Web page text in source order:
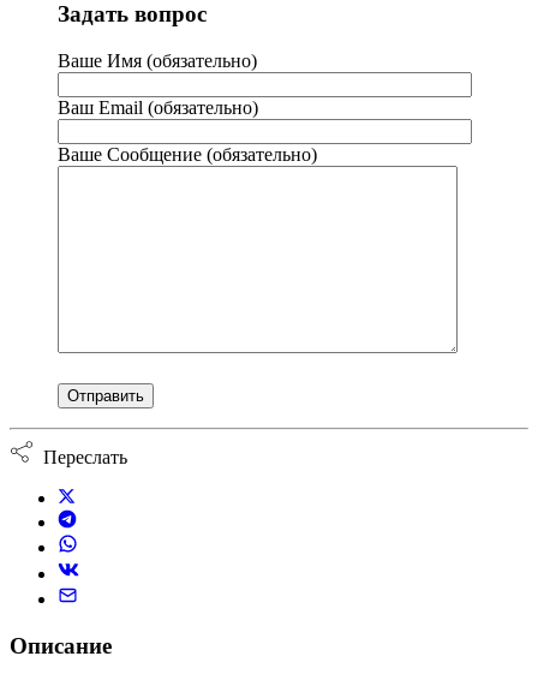
Задать вопрос
Ваше Имя (обязательно)
Ваш Email (обязательно)
Ваше Сообщение (обязательно)
Переслать
Описание